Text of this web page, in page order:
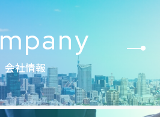
会社情報